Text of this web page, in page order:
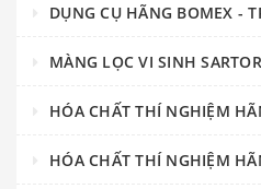
DỤNG CỤ HÃNG BOMEX -
MÀNG LỌC VI SINH
HÓA CHẤT THÍ NGHIỆM
HÓA CHẤT THÍ NGHIỆM